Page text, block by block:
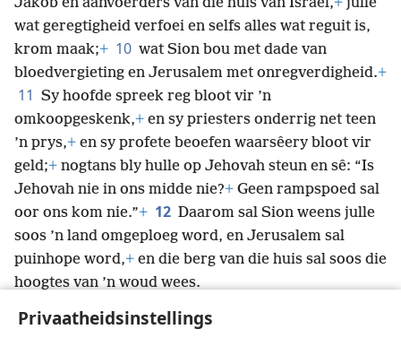
Privaatheidsinstellings
wat geregtigheid verfoei en selfs alles wat reguit is,
krom maak;+ 10 wat Sion bou met dade van
bloedvergieting en Jerusalem met onregverdigheid.+
11 Sy hoofde spreek reg bloot vir ’n
omkoopgeskenk,+ en sy priesters onderrig net teen
’n prys,+ en sy profete beoefen waarsêery bloot vir
geld;+ nogtans bly hulle op Jehovah steun en sê: “Is
Jehovah nie in ons midde nie?+ Geen rampspoed sal
oor ons kom nie.”+ 12 Daarom sal Sion weens julle
soos ’n land omgeploeg word, en Jerusalem sal
puinhope word,+ en die berg van die huis sal soos die
hoogtes van ’n woud wees.